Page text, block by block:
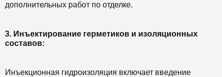
дополнительных работ по отделке.
3. Инъектирование герметиков и изоляционных
составов:
Инъекционная гидроизоляция включает введение